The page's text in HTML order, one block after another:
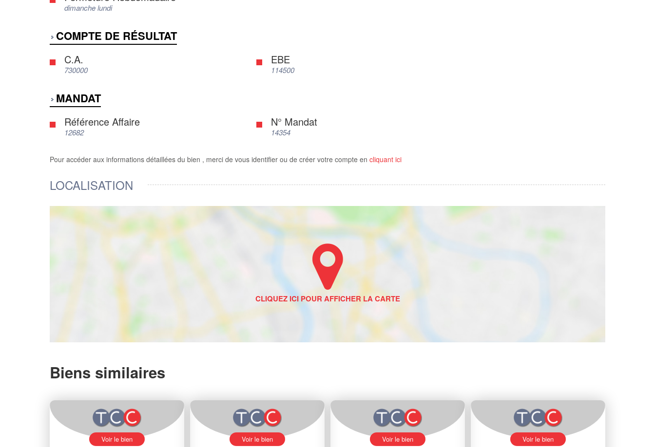
dimanche lundi
COMPTE DE RÉSULTAT
C.A.
730000
EBE
114500
MANDAT
Référence Affaire
12682
N° Mandat
14354
Pour accéder aux informations détaillées du bien , merci de vous identifier ou de créer votre compte en cliquant ici
LOCALISATION
Biens similaires
Voir le bien Voir le bien Voir le bien Voir le bien